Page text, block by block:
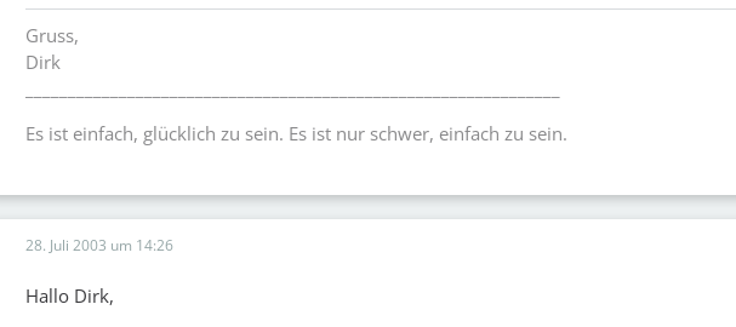
Gruss,
Dirk
Es ist einfach, glücklich zu sein. Es ist nur schwer, einfach zu sein.
28. Juli 2003 um 14:26
Hallo Dirk,